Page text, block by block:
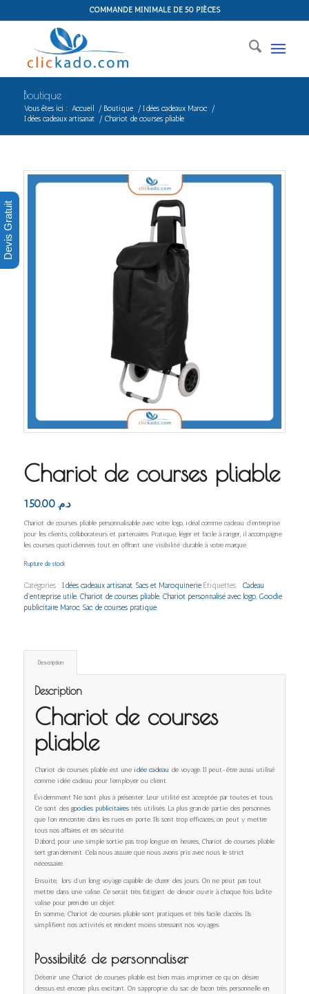
COMMANDE MINIMALE DE 50 PIÈCES
Boutique
Vous êtes ici : Accueil / Boutique / Idées cadeaux Maroc
/
Idées cadeaux artisanat
/ Chariot de courses pliable
Chariot de courses pliable
د.م. 150.00
Chariot de courses pliable personnalisable avec votre logo, idéal comme cadeau d’entreprise
pour les clients, collaborateurs et partenaires. Pratique, léger et facile à ranger, il accompagne
les courses quotidiennes tout en offrant une visibilité durable à votre marque.
Rupture de stock
Catégories : Idées cadeaux artisanat, Sacs et Maroquinerie Étiquettes : Cadeau
d’entreprise utile, Chariot de courses pliable, Chariot personnalisé avec logo, Goodie
publicitaire Maroc, Sac de courses pratique
Description
Description
Chariot de courses
pliable
Chariot de courses pliable est une idée cadeau de voyage. Il peut-être aussi utilisé
comme idée cadeau pour l’employer ou client.
Évidemment Ne sont plus à présenter. Leur utilité est acceptée par toutes et tous.
Ce sont des goodies publicitairestrès utilisés. La plus grande partie des personnes
que l’on rencontre dans les rues en porte. Ils sont trop efficaces, on peut y mettre
tous nos affaires et en sécurité.
D’abord, pour une simple sortie pas trop longue en heures, Chariot de courses pliable
sert grandement. Cela nous assure que nous avons pris avec nous le strict
nécessaire.
Ensuite, lors d’un long voyage capable de durer des jours. On ne peut pas tout
mettre dans une valise. Ce serait très fatigant de devoir ouvrir à chaque fois ladite
valise pour prendre un objet.
En somme, Chariot de courses pliable sont pratiques et très facile d’accès. Ils
simplifient nos activités et rendent moins stressant nos voyages.
Possibilité de personnaliser
Détenir une Chariot de courses pliable est bien mais imprimer ce qu’on désire
dessus est encore plus excitant. On s’approprie du sac de façon très personnelle en
Devis Gratuit